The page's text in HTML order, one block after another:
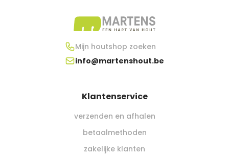
Mijn houtshop zoeken
info@martenshout.be
Klantenservice
verzenden en afhalen
betaalmethoden
zakelijke klanten